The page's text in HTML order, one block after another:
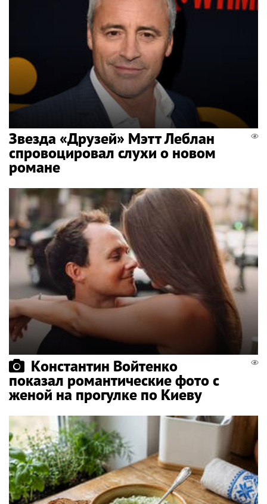
Звезда «Друзей» Мэтт Леблан
спровоцировал слухи о новом
романе
Константин Войтенко
показал романтические фото с
женой на прогулке по Киеву